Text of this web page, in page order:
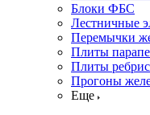
Блоки ФБС
Лестничные
Перемычки
Плиты
Плиты
Прогоны
Еще